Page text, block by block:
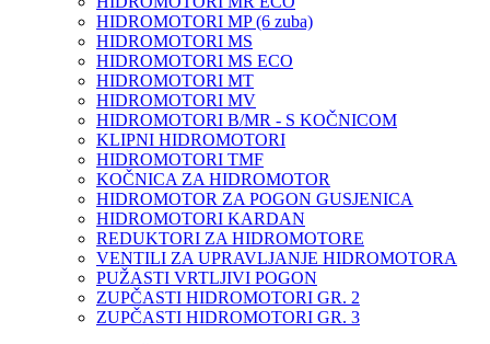
HIDROMOTORI MP (6 zuba)
HIDROMOTORI MS
HIDROMOTORI MS ECO
HIDROMOTORI MT
HIDROMOTORI MV
HIDROMOTORI B/MR - S KOČNICOM
KLIPNI HIDROMOTORI
HIDROMOTORI TMF
KOČNICA ZA HIDROMOTOR
HIDROMOTOR ZA POGON GUSJENICA
HIDROMOTORI KARDAN
REDUKTORI ZA HIDROMOTORE
VENTILI ZA UPRAVLJANJE HIDROMOTORA
PUŽASTI VRTLJIVI POGON
ZUPČASTI HIDROMOTORI GR. 2
ZUPČASTI HIDROMOTORI GR. 3